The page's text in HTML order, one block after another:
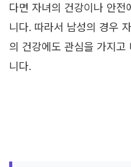
다면 자녀의 건강이나 안
니다. 따라서 남성의 경우
의 건강에도 관심을 가지
니다.